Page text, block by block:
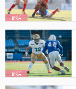
部活
部活